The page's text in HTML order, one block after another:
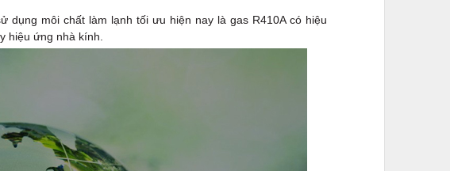
dụng môi chất làm lạnh tối ưu hiện nay là gas R410A có hiệu
hiệu ứng nhà kính.